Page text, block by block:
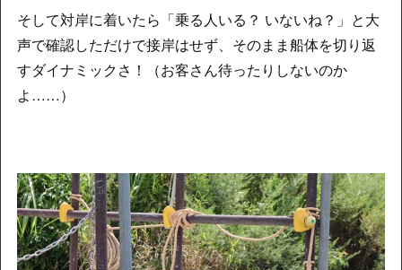
そして対岸に着いたら「乗る人いる？ いないね？」と大
声で確認しただけで接岸はせず、そのまま船体を切り返
すダイナミックさ！（お客さん待ったりしないのか
よ……）